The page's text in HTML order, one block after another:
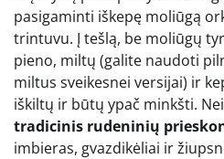
pasigaminti iškepę moliūgą
trintuvu. Į tešlą, be moliūgų
pieno, miltų (galite naudoti
miltus sveikesnei versijai) ir
iškiltų ir būtų ypač minkšti.
tradicinis rudeninių
imbieras, gvazdikėliai ir